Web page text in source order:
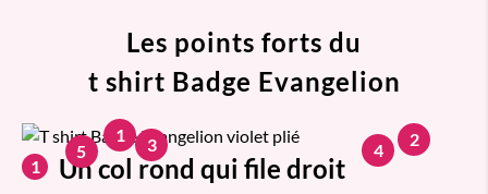
Les points forts du
t shirt Badge Evangelion
1 Un col rond qui file droit
1 2
3 4
5